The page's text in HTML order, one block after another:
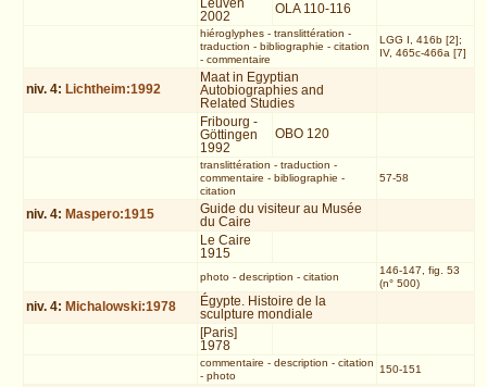
Leuven
2002
OLA 110-116
hiéroglyphes- translittération -
traduction - bibliographie - citation
- commentaire
LGG I, 416b [2];
IV, 465c-466a [7]
niv. 4: Lichtheim:1992
Maat in Egyptian
Autobiographies and
Related Studies
Fribourg -
Göttingen
1992
OBO 120
translittération - traduction -
commentaire - bibliographie -
citation
57-58
niv. 4: Maspero:1915
Guide du visiteur au Musée
du Caire
Le Caire
1915
photo- description - citation
146-147, fig. 53
(n° 500)
niv. 4: Michalowski:1978
Égypte. Histoire de la
sculpture mondiale
[Paris]
1978
commentaire - description - citation
- photo
150-151